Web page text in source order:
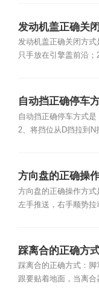
发动机盖正确关
发动机盖正确关闭方
只手放在引擎盖前沿；
自动挡正确停车
自动挡正确停车方式是
2、将挡位从D挡拉到N
方向盘的正确操
方向盘的正确操作方式
左手推送，右手顺势拉
踩离合的正确方
踩离合的正确方式：
跟要贴着地面，当离合